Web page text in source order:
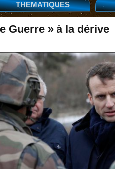
THEMATIQUES
Guerre » à la dérive